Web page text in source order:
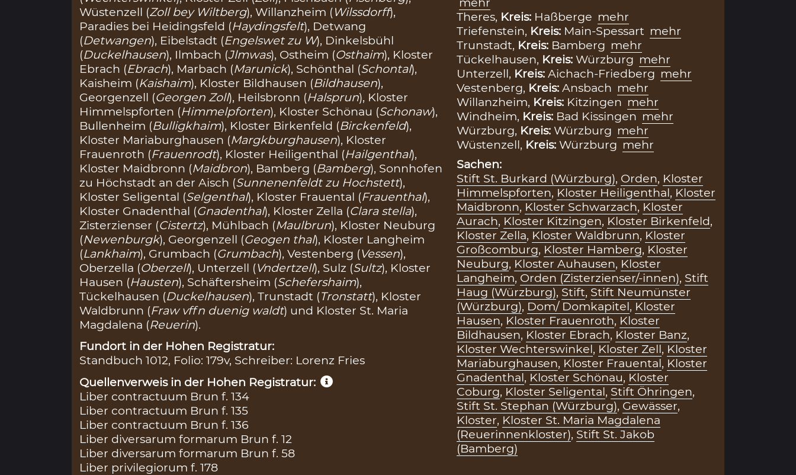
Wüstenzell (Zoll bey Wiltberg), Willanzheim (Wilssdorff),
Paradies bei Heidingsfeld (Haydingsfelt), Detwang
(Detwangen), Eibelstadt (Engelswet zu W), Dinkelsbühl
(Duckelhausen), Ilmbach (Jlmwas), Ostheim (Osthaim), Kloster
Ebrach (Ebrach), Marbach (Marunick), Schönthal (Schontal),
Kaisheim (Kaishaim), Kloster Bildhausen (Bildhausen),
Georgenzell (Georgen Zoll), Heilsbronn (Halsprun), Kloster
Himmelspforten (Himmelpforten), Kloster Schönau (Schonaw),
Bullenheim (Bulligkhaim), Kloster Birkenfeld (Birckenfeld),
Kloster Mariaburghausen (Margkburghausen), Kloster
Frauenroth (Frauenrodt), Kloster Heiligenthal (Hailgenthal),
Kloster Maidbronn (Maidbron), Bamberg (Bamberg), Sonnhofen
zu Höchstadt an der Aisch (Sunnenenfeldt zu Hochstett),
Kloster Seligental (Selgenthal), Kloster Frauental (Frauenthal),
Kloster Gnadenthal (Gnadenthal), Kloster Zella (Clara stella),
Zisterzienser (Cistertz), Mühlbach (Maulbrun), Kloster Neuburg
(Newenburgk), Georgenzell (Geogen thal), Kloster Langheim
(Lankhaim), Grumbach (Grumbach), Vestenberg (Vessen),
Oberzella (Oberzell), Unterzell (Vndertzell), Sulz (Sultz), Kloster
Hausen (Hausten), Schäftersheim (Schefershaim),
Tückelhausen (Duckelhausen), Trunstadt (Tronstatt), Kloster
Waldbrunn (Fraw vffn duenig waldt) und Kloster St. Maria
Magdalena (Reuerin).
Fundort in der Hohen Registratur:
Standbuch 1012, Folio: 179v, Schreiber: Lorenz Fries
Quellenverweis in der Hohen Registratur:
Liber contractuum Brun f. 134
Liber contractuum Brun f. 135
Liber contractuum Brun f. 136
Liber diversarum formarum Brun f. 12
Liber diversarum formarum Brun f. 58
Liber privilegiorum f. 178
Theres, Kreis: Haßberge mehr
Triefenstein, Kreis: Main-Spessart mehr
Trunstadt, Kreis: Bamberg mehr
Tückelhausen, Kreis: Würzburg mehr
Unterzell, Kreis: Aichach-Friedberg mehr
Vestenberg, Kreis: Ansbach mehr
Willanzheim, Kreis: Kitzingen mehr
Windheim, Kreis: Bad Kissingen mehr
Würzburg, Kreis: Würzburg mehr
Wüstenzell, Kreis: Würzburg mehr
Sachen:
Stift St. Burkard (Würzburg), Orden, Kloster
Himmelspforten, Kloster Heiligenthal, Kloster
Maidbronn, Kloster Schwarzach, Kloster
Aurach, Kloster Kitzingen, Kloster Birkenfeld,
Kloster Zella, Kloster Waldbrunn, Kloster
Großcomburg, Kloster Hamberg, Kloster
Neuburg, Kloster Auhausen, Kloster
Langheim, Orden (Zisterzienser/-innen), Stift
Haug (Würzburg), Stift, Stift Neumünster
(Würzburg), Dom/ Domkapitel, Kloster
Hausen, Kloster Frauenroth, Kloster
Bildhausen, Kloster Ebrach, Kloster Banz,
Kloster Wechterswinkel, Kloster Zell, Kloster
Mariaburghausen, Kloster Frauental, Kloster
Gnadenthal, Kloster Schönau, Kloster
Coburg, Kloster Seligental, Stift Öhringen,
Stift St. Stephan (Würzburg), Gewässer,
Kloster, Kloster St. Maria Magdalena
(Reuerinnenkloster), Stift St. Jakob
(Bamberg)